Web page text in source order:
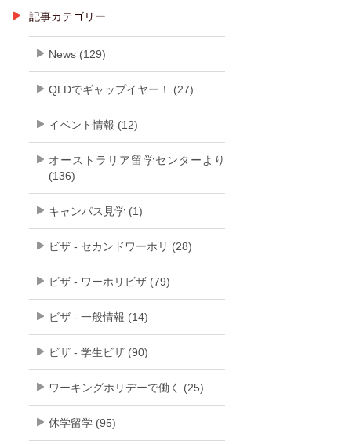
記事カテゴリー
News (129)
QLDでギャップイヤー！ (27)
イベント情報 (12)
オーストラリア留学センターより
(136)
キャンパス見学 (1)
ビザ - セカンドワーホリ (28)
ビザ - ワーホリビザ (79)
ビザ - 一般情報 (14)
ビザ - 学生ビザ (90)
ワーキングホリデーで働く (25)
休学留学 (95)